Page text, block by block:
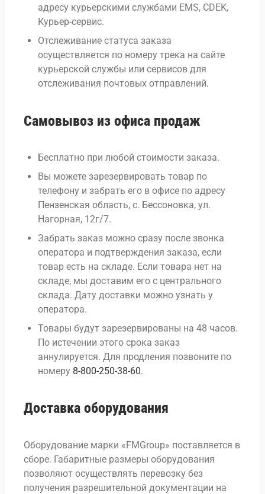
адресу курьерскими службами EMS, CDEK,
Курьер-сервис.
Отслеживание статуса заказа
осуществляется по номеру трека на сайте
курьерской службы или сервисов для
отслеживания почтовых отправлений.
Самовывоз из офиса продаж
Бесплатно при любой стоимости заказа.
Вы можете зарезервировать товар по
телефону и забрать его в офисе по адресу
Пензенская область, с. Бессоновка, ул.
Нагорная, 12г/7.
Забрать заказ можно сразу после звонка
оператора и подтверждения заказа, если
товар есть на складе. Если товара нет на
складе, мы доставим его с центрального
склада. Дату доставки можно узнать у
оператора.
Товары будут зарезервированы на 48 часов.
По истечении этого срока заказ
аннулируется. Для продления позвоните по
номеру 8-800-250-38-60.
Доставка оборудования
Оборудование марки «FMGroup» поставляется в
сборе. Габаритные размеры оборудования
позволяют осуществлять перевозку без
получения разрешительной документации на